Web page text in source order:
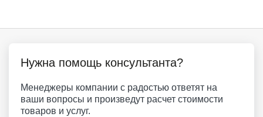
Нужна помощь консультанта?
Менеджеры компании с радостью ответят на
ваши вопросы и произведут расчет стоимости
товаров и услуг.